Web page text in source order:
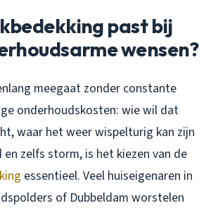
past bij
wensen?
meegaat zonder constante
onderhoudskosten: wie wil dat
waar het weer wispelturig kan zijn
zelfs storm, is het kiezen van de
essentieel. Veel huiseigenaren in
of Dubbeldam worstelen